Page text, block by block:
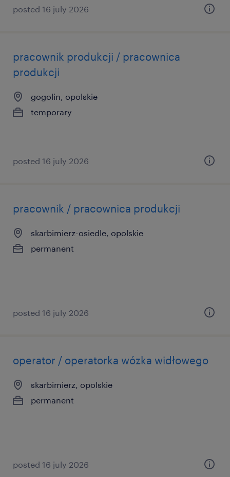
posted 16 july 2026
pracownik produkcji / pracownica
produkcji
gogolin, opolskie
temporary
posted 16 july 2026
pracownik / pracownica produkcji
skarbimierz-osiedle, opolskie
permanent
posted 16 july 2026
operator / operatorka wózka widłowego
skarbimierz, opolskie
permanent
posted 16 july 2026